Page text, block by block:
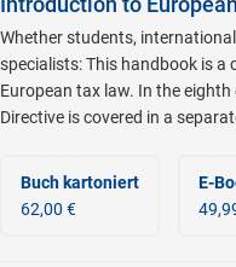
Whether students,
specialists: This handbook is a
European tax law. In the
Directive is covered in a
Buch kartoniert
62,00 €
E-